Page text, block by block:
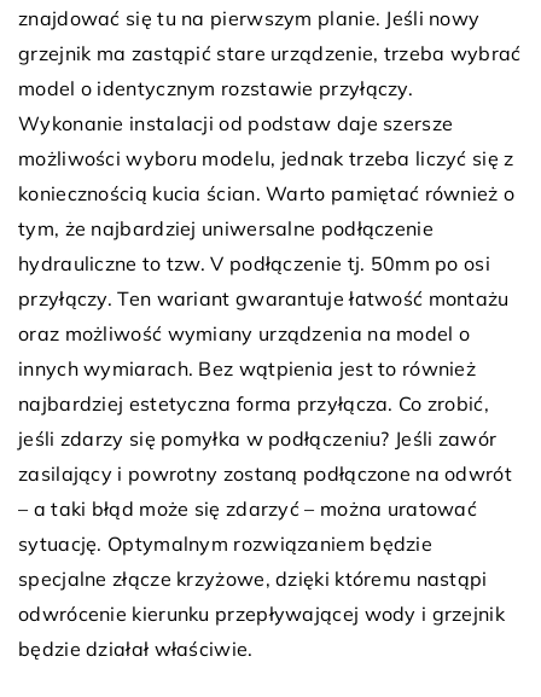
znajdować się tu na pierwszym planie. Jeśli nowy
grzejnik ma zastąpić stare urządzenie, trzeba wybrać
model o identycznym rozstawie przyłączy.
Wykonanie instalacji od podstaw daje szersze
możliwości wyboru modelu, jednak trzeba liczyć się z
koniecznością kucia ścian. Warto pamiętać również o
tym, że najbardziej uniwersalne podłączenie
hydrauliczne to tzw. V podłączenie tj. 50mm po osi
przyłączy. Ten wariant gwarantuje łatwość montażu
oraz możliwość wymiany urządzenia na model o
innych wymiarach. Bez wątpienia jest to również
najbardziej estetyczna forma przyłącza. Co zrobić,
jeśli zdarzy się pomyłka w podłączeniu? Jeśli zawór
zasilający i powrotny zostaną podłączone na odwrót
– a taki błąd może się zdarzyć – można uratować
sytuację. Optymalnym rozwiązaniem będzie
specjalne złącze krzyżowe, dzięki któremu nastąpi
odwrócenie kierunku przepływającej wody i grzejnik
będzie działał właściwie.